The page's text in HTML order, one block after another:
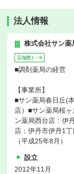
法人情報
株式会社サン薬
店舗数1～9
■調剤薬局の経営
【事業所】
■サン薬局春日丘(
店）■サン薬局桜
ン薬局西台店：伊
店：伊丹市伊丹1
（平成25年8月）
設立
2012年11月